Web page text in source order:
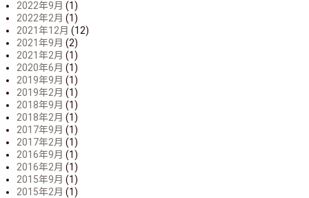
2022年9月 (1)
2022年2月 (1)
2021年12月 (12)
2021年9月 (2)
2021年2月 (1)
2020年6月 (1)
2019年9月 (1)
2019年2月 (1)
2018年9月 (1)
2018年2月 (1)
2017年9月 (1)
2017年2月 (1)
2016年9月 (1)
2016年2月 (1)
2015年9月 (1)
2015年2月 (1)